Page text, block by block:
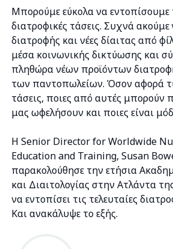
Μπορούμε εύκολα να εντοπίσουμε
διατροφικές τάσεις. Συχνά ακούμε
διατροφής και νέες δίαιτας από
μέσα κοινωνικής δικτύωσης και
πληθώρα νέων προϊόντων
των παντοπωλείων. Όσον αφορά
τάσεις, ποιες από αυτές μπορούν
μας ωφελήσουν και ποιες είναι
Η Senior Director for Worldwide
Education and Training, Susan
παρακολούθησε την ετήσια
και Διαιτολογίας στην Ατλάντα
να εντοπίσει τις τελευταίες
Και ανακάλυψε το εξής.